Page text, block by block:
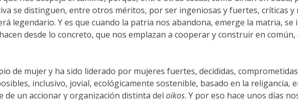
se distinguen, entre otros méritos, por ser ingeniosas y fuertes, críticas
legendario. Y es que cuando la patria nos abandona, emerge la matria,
desde lo concreto, que nos emplazan a cooperar y construir en
de mujer y ha sido liderado por mujeres fuertes, decididas,
inclusivo, jovial, ecológicamente sostenible, basado en la religancia,
un accionar y organización distinta del oikos. Y por eso hace unos días